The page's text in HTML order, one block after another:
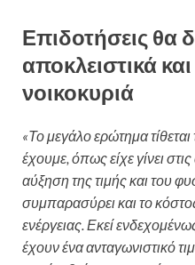
Επιδοτήσεις θα
αποκλειστικά
νοικοκυριά
«Το μεγάλο ερώτημα
έχουμε, όπως είχε γίνει
αύξηση της τιμής και του
συμπαρασύρει και το
ενέργειας. Εκεί
έχουν ένα ανταγωνιστικό